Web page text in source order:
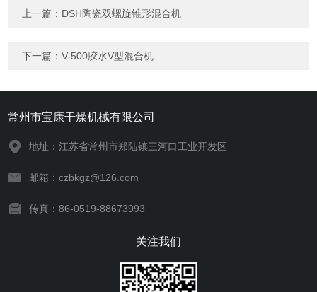
上一篇： DSH陶瓷双螺旋锥形混合机
下一篇：V-500胶水V型混合机
常州市宝康干燥机械有限公司
地址：江苏省常州市郑陆镇三河口工业开发区
邮箱：czbkgz@126.com
传真：86-0519-88673993
关注我们